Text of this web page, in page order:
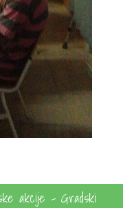
akcije - Gradski